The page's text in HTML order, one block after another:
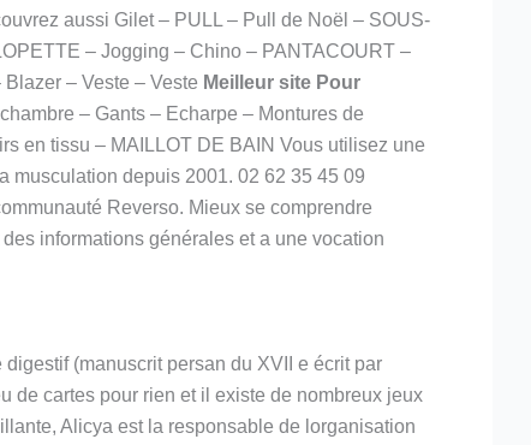
aussi Gilet – PULL – Pull de Noël – SOUS-
– Jogging – Chino – PANTACOURT –
– Veste – Veste Meilleur site Pour
– Gants – Echarpe – Montures de
en tissu – MAILLOT DE BAIN Vous utilisez une
musculation depuis 2001. 02 62 35 45 09
Reverso. Mieux se comprendre
informations générales et a une vocation
(manuscrit persan du XVII e écrit par
de cartes pour rien et il existe de nombreux jeux
Alicya est la responsable de lorganisation